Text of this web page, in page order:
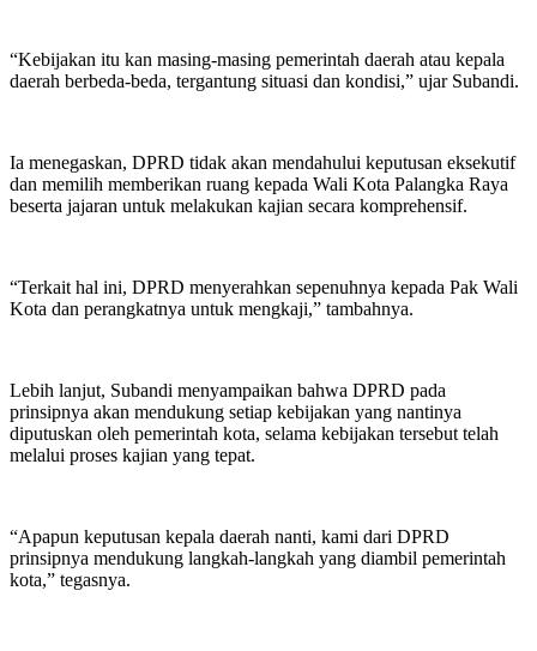
“Kebijakan itu kan masing-masing pemerintah daerah atau kepala
daerah berbeda-beda, tergantung situasi dan kondisi,” ujar Subandi.
Ia menegaskan, DPRD tidak akan mendahului keputusan eksekutif
dan memilih memberikan ruang kepada Wali Kota Palangka Raya
beserta jajaran untuk melakukan kajian secara komprehensif.
“Terkait hal ini, DPRD menyerahkan sepenuhnya kepada Pak Wali
Kota dan perangkatnya untuk mengkaji,” tambahnya.
Lebih lanjut, Subandi menyampaikan bahwa DPRD pada
prinsipnya akan mendukung setiap kebijakan yang nantinya
diputuskan oleh pemerintah kota, selama kebijakan tersebut telah
melalui proses kajian yang tepat.
“Apapun keputusan kepala daerah nanti, kami dari DPRD
prinsipnya mendukung langkah-langkah yang diambil pemerintah
kota,” tegasnya.